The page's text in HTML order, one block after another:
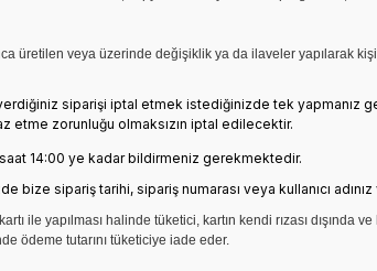
üretilen veya üzerinde değişiklik ya da ilaveler yapılarak
siparişi iptal etmek istediğinizde tek yapmanız
etme zorunluğu olmaksızın iptal edilecektir.
14:00 ye kadar bildirmeniz gerekmektedir.
bize sipariş tarihi, sipariş numarası veya kullanıcı
ile yapılması halinde tüketici, kartın kendi rızası
ödeme tutarını tüketiciye iade eder.